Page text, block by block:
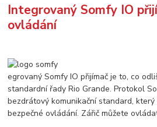
Integrovaný Somfy IO
ovládání
egrovaný Somfy IO přijímač je to, co
standardní řady Rio Grande. Protokol
bezdrátový komunikační standard,
bezpečné ovládání. Zářič můžete